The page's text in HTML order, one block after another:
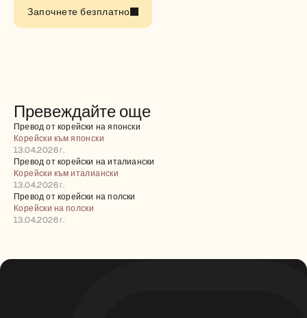
Започнете безплатно
Превеждайте още
Превод от корейски на японски
Корейски към японски
13.04.2026 г.
Превод от корейски на италиански
Корейски към италиански
13.04.2026 г.
Превод от корейски на полски
Корейски на полски
13.04.2026 г.
Кариери